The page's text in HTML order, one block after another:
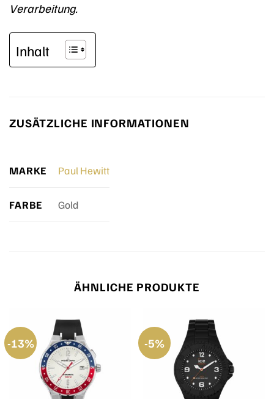
Verarbeitung.
Inhalt
ZUSÄTZLICHE INFORMATIONEN
MARKE Paul Hewitt
FARBE Gold
ÄHNLICHE PRODUKTE
-13% -5%